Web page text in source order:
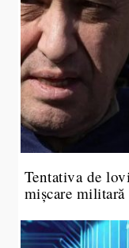
Tentativa de
mișcare